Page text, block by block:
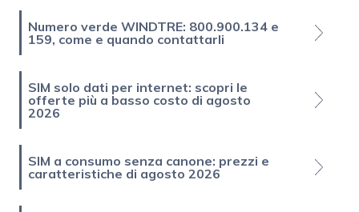
Numero verde WINDTRE: 800.900.134 e
159, come e quando contattarli
SIM solo dati per internet: scopri le
offerte più a basso costo di agosto
2026
SIM a consumo senza canone: prezzi e
caratteristiche di agosto 2026